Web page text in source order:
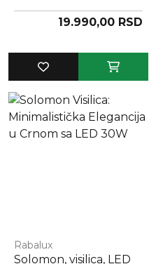
19.990,00 RSD
Rabalux
Solomon, visilica, LED